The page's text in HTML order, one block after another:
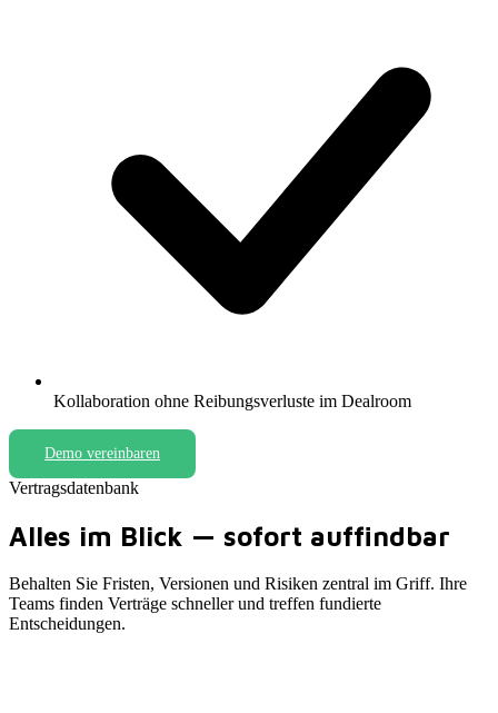
Kollaboration ohne Reibungsverluste im Dealroom
Demo vereinbaren
Vertragsdatenbank
Alles im Blick — sofort auffindbar
Behalten Sie Fristen, Versionen und Risiken zentral im Griff. Ihre
Teams finden Verträge schneller und treffen fundierte
Entscheidungen.